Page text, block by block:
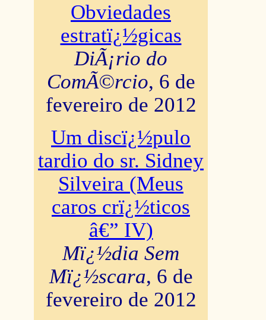
Obviedades
estratï¿½gicas
DiÃ¡rio do
ComÃ©rcio, 6 de
fevereiro de 2012
Um discï¿½pulo
tardio do sr. Sidney
Silveira (Meus
caros crï¿½ticos
â€” IV)
Mï¿½dia Sem
Mï¿½scara, 6 de
fevereiro de 2012